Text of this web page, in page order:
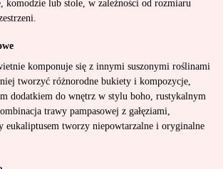
komodzie lub stole, w zależności od rozmiaru
komponuje się z innymi suszonymi roślinami
tworzyć różnorodne bukiety i kompozycje,
dodatkiem do wnętrz w stylu boho, rustykalnym
trawy pampasowej z gałęziami,
eukaliptusem tworzy niepowtarzalne i oryginalne